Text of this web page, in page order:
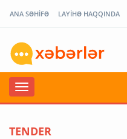
ANA SƏHİFƏ LAYİHƏ HAQQINDA
TENDER